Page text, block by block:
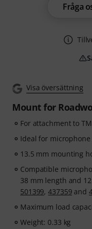
Visa översättning
Mount for
For attachment to
Ideal for microphone
13.5 mm mounting
Compatible
38 mm length and
501399,437359 and
Maximum load
Weight: 0.33 kg
Fråga